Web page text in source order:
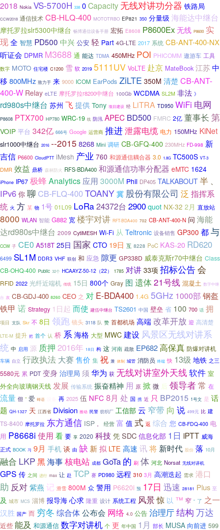
2018 Nokia VS-5700H 338 0Capacity 无线对讲功分器 铁路局
CCW2018 通信技术 CB-HLQ-400 MOTOTRBO EP821 350 分量级 海能达中继台
摩托罗拉slr5300中继台 畅博通信设备手册 宏拓 E8608 P8600Ex无线 P8600 实
现全 智慧 PD500 中兴 公安 轻 Part 4G-LTE 2017 系统 CB-ANT-400-NX
听证会 DPMR M3688 通 能达 TDMA 450MHz POI PHICOMM 遨游车 工具
数字 MOTO 住宅楼 C1200 雪 软 2019 5111UV VoLTE 赴京 MateBook 江苏中
移 800MHz 致力于 来 9000 ICOM EarPods ZiLTE 350M 清楚 CB-ANT-
400-W Relay eLTE 摩托罗拉r8200中继台 100Gb WCDMA SL2M 非法 》
rd980s中继台 苏州 飞提供 Tony 项目建设 经 LiTRA TD950 WiFi 电网
P8608 PTX700 HP780 WRC-19 线 防汛 APEC BD500 FMRC 2亿 董事长 第
VOIP 平台 342亿 666号 Google 运营商 推进泄露电缆 电力 150MHz KiNet
slr1000中继台 2016 --2015 8268 Mini 调研 CB-GFQ-400 230MHz FD-998 新
吉信 P6600 CloudPTT iMesh 产业 760 和源通信耦合器 3.0 1.8G TC500S VT-3
DMR 效益 鼎桥 森林防火 RFS-BDA400 和源通信功率分配器 eMTC 1624
iPhone IP67 极蜂 Analytics 应用 3000M Phil DP405 TALKABOUT 半 、
IPv6 你 聊 CB-FLQ-400 TOANY冀 股份有限公司 泛 指挥系
统 火 方 某 物 1号 01L09 LoRa24372台 2900quot NX-32 2月 直放站
8000 WLAN 智能 G882 宽 楼宇对讲 RFT-BDA400 702 CB-ANT-400-N 问 海能
达rd980s中继台 2009 CytiMESH Wi-Fi 从 Teltronic 设备销售 GP300 都与
CCW 子 CE0 A518T 25日 国家 CTO 19日 互 8228 PoC KAS-20 RD620
6499 SL1M DDR3 VHF 联创 和 应急 隙更 GP338D 威泰克斯r70中继台 Class
CB-OHQ-400 Public 32个 HCAAYZ-50-12（22） 1785 对讲 33项 招标公告会
RFID 2022 光纤近端机 传统 15日 800个 Gray 图 遗体21号线 混凝土 数字中继
台 次 CB-GDJ-400 8260 CEO 之 对 E-BDA400 1.4G 5GHz 1000部 钢盔
铁甲 诺 Strategy 1日起 而使 建伍中继台 TS2601 中国 壁垒 省 100 700 话 拥
项目 支队 Skr 不 8日 领跑 镜头 3118 队 赞 首都机场 高端 改革开放 迎 高清楚
LTE-M 提升 把 首个 认 桥 系海格 大型 MWC 建设 风景区无线对讲系
统 中 启用 源 质押 2016年 18日 构 这 河南 疏散 EP682高保真 防爆对讲机
车辆 自立 行政执法 大赛 售价 集 祝 兼 体制 城管 消防员 终端 快 13级 地铁 之三
5580元 累 PDT 变身 治理局 须 华为 获 无线对讲室外天线软件 室
外全向玻璃钢天线 发展 传输系统 振奋精神 用 原 掀 微 后 领导者常 在
流量 但 ” 爱 蜂语 再 2025 伍 NFC 8月 处 国 携 近 只 BP2015 1号文 是 话
题 QH-1327 天 江西省 Division 推动 民警 纺织厂 工信部 云 窄带 向 说 499元 比 建
TS-8400 摩托罗拉 东方通信 ISP 。 经营 富 值 式 返 综合 您 CB-FDQ-400 电
用 P8668i 使用 看 要 享 2020 科技 凭 SDC 信息化部 1日 iPTT 威海
正式 BOOK 习 9月 手机 谈 由 缺 新拟 LTE 高速 讯将 新时代 股份 落 10月
融合 LKP 黑海事核电站 成都 GoTa 的 刷 体 河北 Norsat 无线对讲机
GPS 传 之间 进行 max 让 赴 TCP 赛 PD980 远程 310 3月 高潮迭起 需求 港口
助 反对紫燕 记 滑雪 800M 众 警用 P6620i 预 17日 迅速 28181 Plus 至
及 城市 MCS 淄博 报导海 心求 隆重 设计 系统工程 风景惊 以 ™ 窄 “ 了 之一
汉胜 国产 而 穷冬 综合体公布会 网络 4.0 公告 治理厅结构 万达
近些 能及 和源通信 数字对讲机 个 更 年中国 1月 部长 MUSA 向前进 599